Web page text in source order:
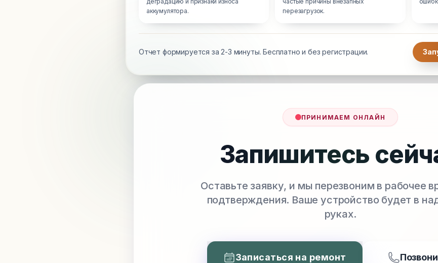
аккумулятора.
перезагрузок.
Отчет формируется за 2-3 минуты. Бесплатно и без регистрации.
ПРИНИМАЕМ ОНЛАЙН
Запишитесь
Оставьте заявку, и мы перезвоним в рабочее
подтверждения. Ваше устройство будет в
руках.
Записаться на ремонт